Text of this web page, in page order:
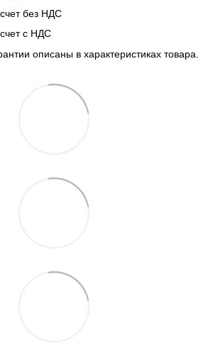
без НДС
с НДС
описаны в характеристиках товара.